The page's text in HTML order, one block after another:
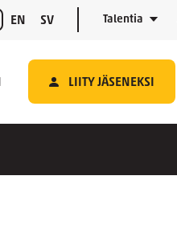
EN SV Talentia
LIITY JÄSENEKSI